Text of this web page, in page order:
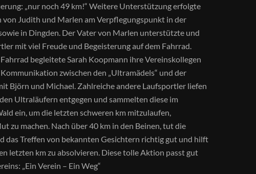
„nur noch 49 km!“ Weitere Unterstützung erfolgte
von Judith und Marlen am Verpflegungspunkt in der
in Dingden. Der Vater von Marlen unterstützte und
mit viel Freude und Begeisterung auf dem Fahrrad.
begleitete Sarah Koopmann ihre Vereinskollegen
zwischen den „Ultramädels“ und der
Björn und Michael. Zahlreiche andere Laufsportler liefen
Ultraläufern entgegen und sammelten diese im
ein, um die letzten schweren km mitzulaufen,
zu machen. Nach über 40 km in den Beinen, tut die
das Treffen von bekannten Gesichtern richtig gut und hilft
letzten km zu absolvieren. Diese tolle Aktion passt gut
„Ein Verein – Ein Weg“